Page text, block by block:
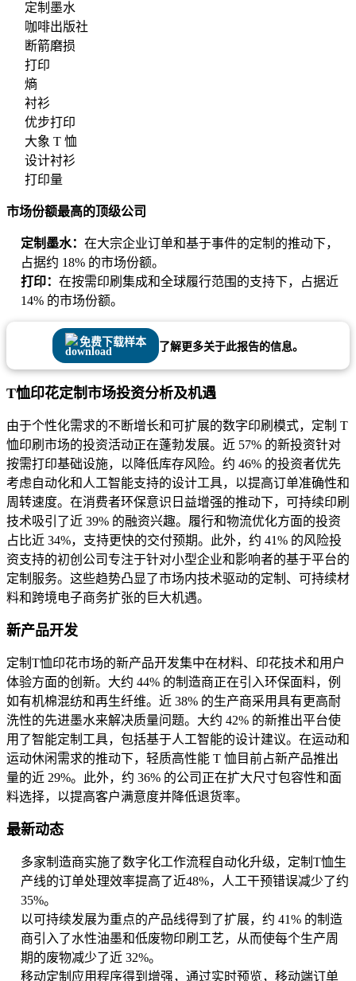
定制墨水
咖啡出版社
断箭磨损
打印
熵
衬衫
优步打印
大象 T 恤
设计衬衫
打印量
市场份额最高的顶级公司
定制墨水： 在大宗企业订单和基于事件的定制的推动下，
占据约 18% 的市场份额。
打印： 在按需印刷集成和全球履行范围的支持下，占据近
14% 的市场份额。
免费下载样本 了解更多关于此报告的信息。
T恤印花定制市场投资分析及机遇
由于个性化需求的不断增长和可扩展的数字印刷模式，定制 T
恤印刷市场的投资活动正在蓬勃发展。近 57% 的新投资针对
按需打印基础设施，以降低库存风险。约 46% 的投资者优先
考虑自动化和人工智能支持的设计工具，以提高订单准确性和
周转速度。在消费者环保意识日益增强的推动下，可持续印刷
技术吸引了近 39% 的融资兴趣。履行和物流优化方面的投资
占比近 34%，支持更快的交付预期。此外，约 41% 的风险投
资支持的初创公司专注于针对小型企业和影响者的基于平台的
定制服务。这些趋势凸显了市场内技术驱动的定制、可持续材
料和跨境电子商务扩张的巨大机遇。
新产品开发
定制T恤印花市场的新产品开发集中在材料、印花技术和用户
体验方面的创新。大约 44% 的制造商正在引入环保面料，例
如有机棉混纺和再生纤维。近 38% 的生产商采用具有更高耐
洗性的先进墨水来解决质量问题。大约 42% 的新推出平台使
用了智能定制工具，包括基于人工智能的设计建议。在运动和
运动休闲需求的推动下，轻质高性能 T 恤目前占新产品推出
量的近 29%。此外，约 36% 的公司正在扩大尺寸包容性和面
料选择，以提高客户满意度并降低退货率。
最新动态
多家制造商实施了数字化工作流程自动化升级，定制T恤生
产线的订单处理效率提高了近48%，人工干预错误减少了约
35%。
以可持续发展为重点的产品线得到了扩展，约 41% 的制造
商引入了水性油墨和低废物印刷工艺，从而使每个生产周
期的废物减少了近 32%。
移动定制应用程序得到增强，通过实时预览，移动端订单